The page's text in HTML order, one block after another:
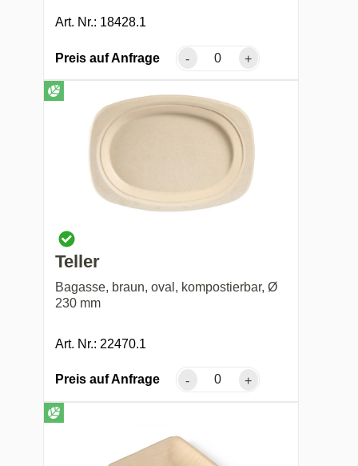
Art. Nr.: 18428.1
Preis auf Anfrage - +
Teller
Bagasse, braun, oval, kompostierbar, Ø
230 mm
Art. Nr.: 22470.1
Preis auf Anfrage - +